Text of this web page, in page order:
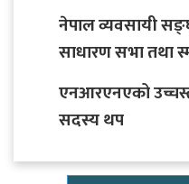
नेपाल व्यवसायी
साधारण सभा तथा
एनआरएनएको
सदस्य थप